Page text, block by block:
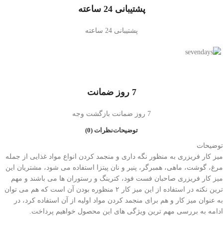
پشتیبانی 24 ساعته
پشتیبانی 24 ساعته
7 روز ضمانت
7 روز ضمانت بازگشت وجه
توضیحاتنظرات (0)
توضیحات
میز کار فریزری به منظور نگه داری و منجمد کردن انواع مواد غذایی از جمله
مرغ، گوشت، ماهی، همبرگر، پنیر و نان پیتزا استفاده می شود، مشتریان این
میز کار فریزری صاحبان فست فود، کترینگ و رستوران ها می باشند و مهم
ترین نکته در استفاده از این میز کار ۲ منظوره بودن آن است که هم می توان
به عنوان میز کار و هم برای منجمد کردن مواد اولیه از آن استفاده کرد، در
ادامه به بررسی مهم ترین ویژگی های این محصول خواهیم پرداخت.